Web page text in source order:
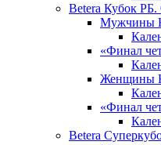
Betera Кубок РБ.
Мужчины
«Финал
Женщины
«Финал
Betera